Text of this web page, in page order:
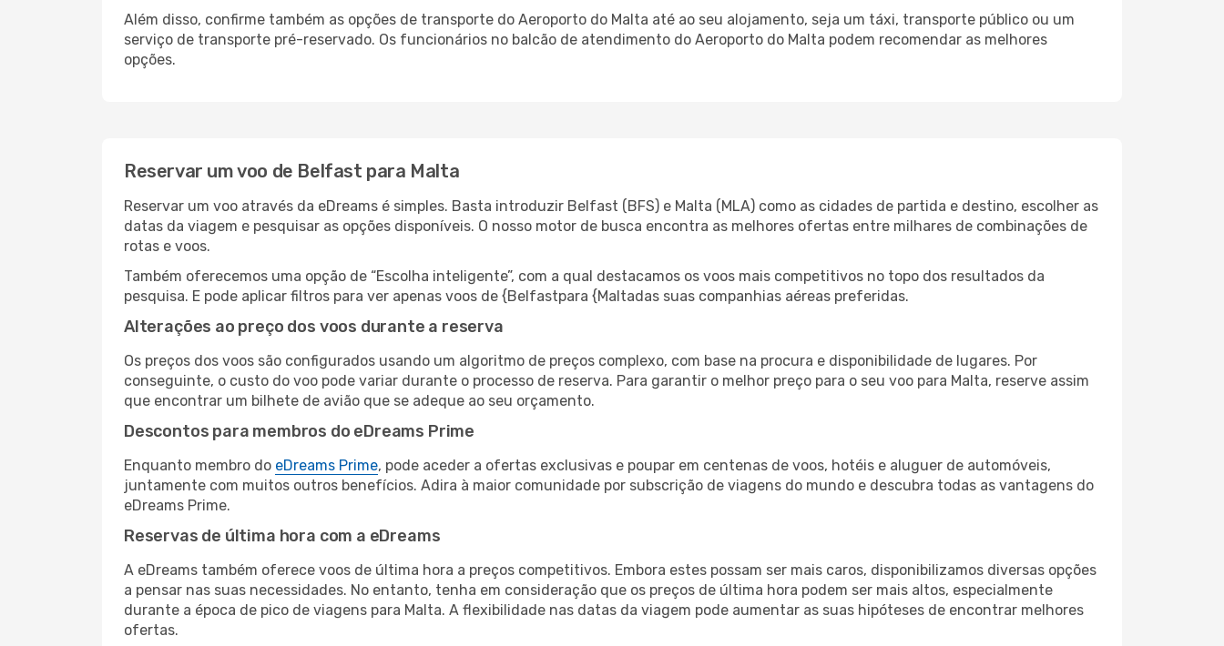
Além disso, confirme também as opções de transporte do Aeroporto do Malta até ao seu alojamento, seja um táxi, transporte público ou um
serviço de transporte pré-reservado. Os funcionários no balcão de atendimento do Aeroporto do Malta podem recomendar as melhores
opções.
Reservar um voo de Belfast para Malta
Reservar um voo através da eDreams é simples. Basta introduzir Belfast (BFS) e Malta (MLA) como as cidades de partida e destino, escolher as
datas da viagem e pesquisar as opções disponíveis. O nosso motor de busca encontra as melhores ofertas entre milhares de combinações de
rotas e voos.
Também oferecemos uma opção de “Escolha inteligente”, com a qual destacamos os voos mais competitivos no topo dos resultados da
pesquisa. E pode aplicar filtros para ver apenas voos de {Belfastpara {Maltadas suas companhias aéreas preferidas.
Alterações ao preço dos voos durante a reserva
Os preços dos voos são configurados usando um algoritmo de preços complexo, com base na procura e disponibilidade de lugares. Por
conseguinte, o custo do voo pode variar durante o processo de reserva. Para garantir o melhor preço para o seu voo para Malta, reserve assim
que encontrar um bilhete de avião que se adeque ao seu orçamento.
Descontos para membros do eDreams Prime
Enquanto membro do eDreams Prime, pode aceder a ofertas exclusivas e poupar em centenas de voos, hotéis e aluguer de automóveis,
juntamente com muitos outros benefícios. Adira à maior comunidade por subscrição de viagens do mundo e descubra todas as vantagens do
eDreams Prime.
Reservas de última hora com a eDreams
A eDreams também oferece voos de última hora a preços competitivos. Embora estes possam ser mais caros, disponibilizamos diversas opções
a pensar nas suas necessidades. No entanto, tenha em consideração que os preços de última hora podem ser mais altos, especialmente
durante a época de pico de viagens para Malta. A flexibilidade nas datas da viagem pode aumentar as suas hipóteses de encontrar melhores
ofertas.